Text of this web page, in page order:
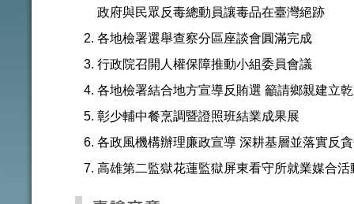
政府與民眾反毒總動員讓毒品在臺灣絕跡
各地檢署選舉查察分區座談會圓滿完成
行政院召開人權保障推動小組委員會議
各地檢署結合地方宣導反賄選 籲請鄉親建立
彰少輔中餐烹調暨證照班結業成果展
各政風機構辦理廉政宣導 深耕基層並落實反
高雄第二監獄花蓮監獄屏東看守所就業媒合活